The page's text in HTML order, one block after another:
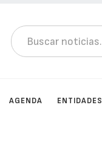
AGENDA ENTIDADES